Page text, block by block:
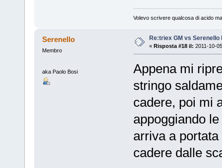
Volevo scrivere qualcosa di acido
Serenello
Membro
aka Paolo Bosi
Re:triex GM vs Serenello
« Risposta #18 il: 2011-10-
Appena mi
stringo
cadere, poi mi
appoggiando
arriva a
cadere dalle